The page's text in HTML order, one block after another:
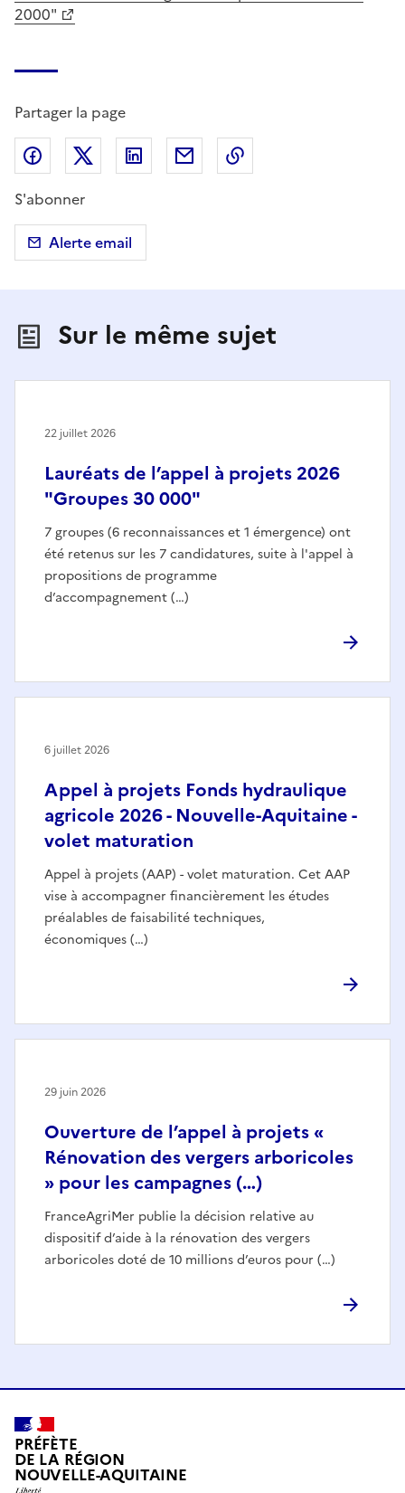
2000"
Partager la page
Partager sur Facebook
Partager sur X (anciennement Twitter)
Partager sur LinkedIn
Partager par email
S'abonner
Alerte email
Sur le même sujet
Lauréats de l’appel à projets 2026
"Groupes 30 000"
7 groupes (6 reconnaissances et 1 émergence) ont
été retenus sur les 7 candidatures, suite à l'appel à
propositions de programme
d’accompagnement (…)
22 juillet 2026
Appel à projets Fonds hydraulique
agricole 2026 - Nouvelle-Aquitaine -
volet maturation
Appel à projets (AAP) - volet maturation. Cet AAP
vise à accompagner financièrement les études
préalables de faisabilité techniques,
économiques (…)
6 juillet 2026
Ouverture de l’appel à projets «
Rénovation des vergers arboricoles
» pour les campagnes (…)
FranceAgriMer publie la décision relative au
dispositif d’aide à la rénovation des vergers
arboricoles doté de 10 millions d’euros pour (…)
29 juin 2026
PRÉFÈTE
DE LA RÉGION
NOUVELLE-AQUITAINE